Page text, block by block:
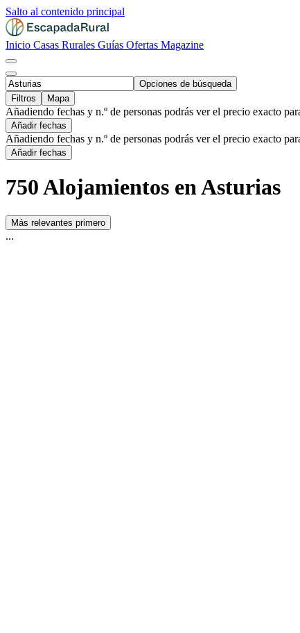
Salto al contenido principal
Inicio Casas Rurales Guías Ofertas Magazine
Opciones de búsqueda
Filtros
Mapa
Añadiendo fechas y n.º de personas podrás ver el precio exacto
Añadir fechas
Añadiendo fechas y n.º de personas podrás ver el precio exacto
Añadir fechas
750 Alojamientos en Asturias
Más relevantes primero
...